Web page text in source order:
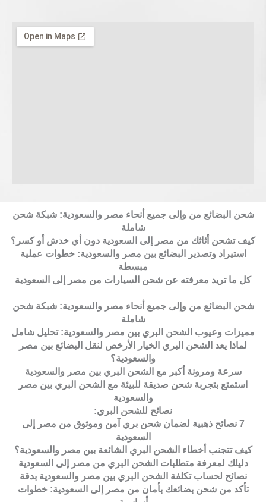
شحن البضائع من وإلى جميع أنحاء مصر والسعودية: شبكة شحن
شاملة
كيف تشحن أثاثك من مصر إلى السعودية دون أي خدش أو كسر؟
استيراد وتصدير البضائع بين مصر والسعودية: خطوات عملية
مبسطة
كل ما تريد معرفته عن شحن السيارات من مصر إلى السعودية
شحن البضائع من وإلى جميع أنحاء مصر والسعودية: شبكة شحن
شاملة
مميزات وعيوب الشحن البري بين مصر والسعودية: تحليل شامل
لماذا يعد الشحن البري الخيار الأرخص لنقل البضائع بين مصر
والسعودية؟
سرعة ومرونة أكبر مع الشحن البري بين مصر والسعودية
استمتع بتجربة شحن صديقة للبيئة مع الشحن البري بين مصر
والسعودية
نصائح للشحن البري:
7 نصائح ذهبية لضمان شحن بري آمن وموثوق من مصر إلى
السعودية
كيف تتجنب أخطاء الشحن البري الشائعة بين مصر والسعودية؟
دليلك لمعرفة متطلبات الشحن البري من مصر إلى السعودية
نصائح لحساب تكلفة الشحن البري بين مصر والسعودية بدقة
تأكد من شحن بضائعك بأمان من مصر إلى السعودية: خطوات